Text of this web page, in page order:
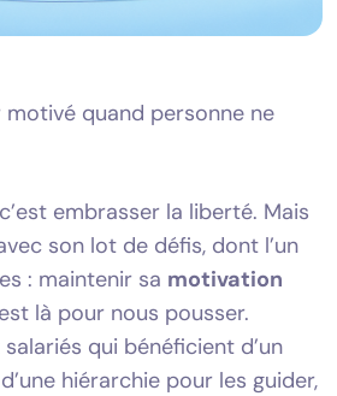
quand personne ne
embrasser la liberté. Mais
son lot de défis, dont l’un
: maintenir sa motivation
là pour nous pousser.
qui bénéficient d’un
hiérarchie pour les guider,